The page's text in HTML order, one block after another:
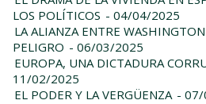
LOS POLÍTICOS - 04/04/2025
LA ALIANZA ENTRE
PELIGRO - 06/03/2025
EUROPA, UNA DICTADURA
11/02/2025
EL PODER Y LA VERGÜENZA -